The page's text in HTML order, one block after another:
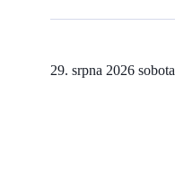
29. srpna 2026 sobota